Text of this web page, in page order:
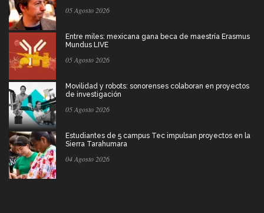
05 Agosto 2026
Entre miles: mexicana gana beca de maestría Erasmus
Mundus LIVE
05 Agosto 2026
Movilidad y robots: sonorenses colaboran en proyectos
de investigación
05 Agosto 2026
Estudiantes de 5 campus Tec impulsan proyectos en la
Sierra Tarahumara
04 Agosto 2026